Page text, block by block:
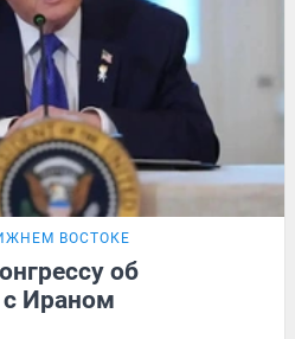
ВОСТОКЕ
об
Ираном